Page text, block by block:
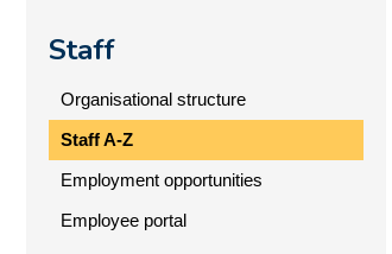
Staff
Organisational structure
Staff A-Z
Employment opportunities
Employee portal